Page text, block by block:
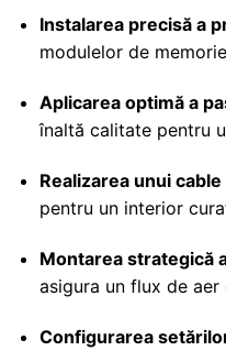
Instalarea precisă a
modulelor de
Aplicarea optimă a
înaltă calitate pentru
Realizarea unui
pentru un interior
Montarea strategică
asigura un flux de
Configurarea